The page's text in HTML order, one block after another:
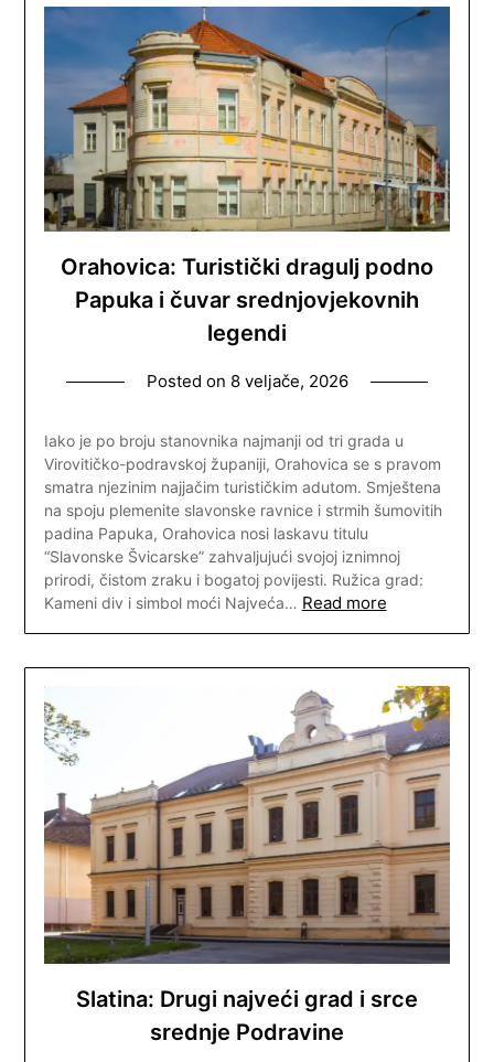
Orahovica: Turistički dragulj podno
Papuka i čuvar srednjovjekovnih
legendi
Posted on 8 veljače, 2026
Iako je po broju stanovnika najmanji od tri grada u
Virovitičko-podravskoj županiji, Orahovica se s pravom
smatra njezinim najjačim turističkim adutom. Smještena
na spoju plemenite slavonske ravnice i strmih šumovitih
padina Papuka, Orahovica nosi laskavu titulu
“Slavonske Švicarske” zahvaljujući svojoj iznimnoj
prirodi, čistom zraku i bogatoj povijesti. Ružica grad:
Kameni div i simbol moći Najveća… Read more
Slatina: Drugi najveći grad i srce
srednje Podravine